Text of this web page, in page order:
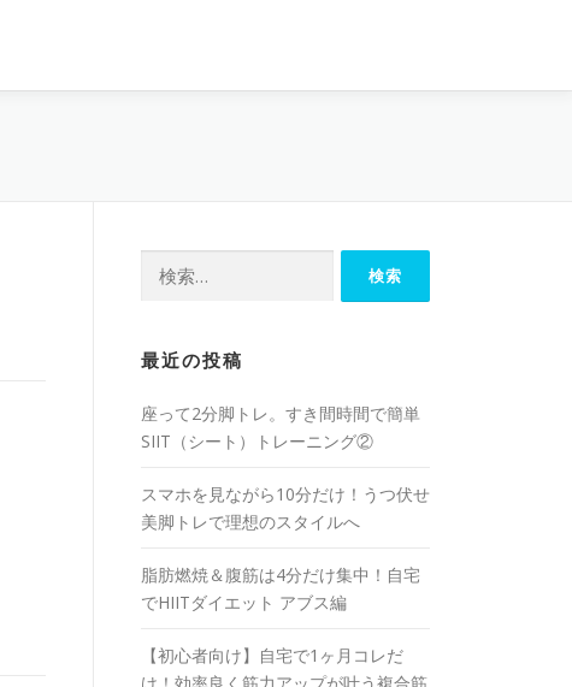
最近の投稿
座って2分脚トレ。すき間時間で簡単
SIIT（シート）トレーニング②
スマホを見ながら10分だけ！うつ伏せ
美脚トレで理想のスタイルへ
脂肪燃焼＆腹筋は4分だけ集中！自宅
でHIITダイエット アブス編
【初心者向け】自宅で1ヶ月コレだ